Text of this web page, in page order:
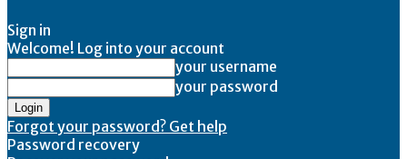
Sign in
Welcome! Log into your account
your username
your password
Forgot your password? Get help
Password recovery